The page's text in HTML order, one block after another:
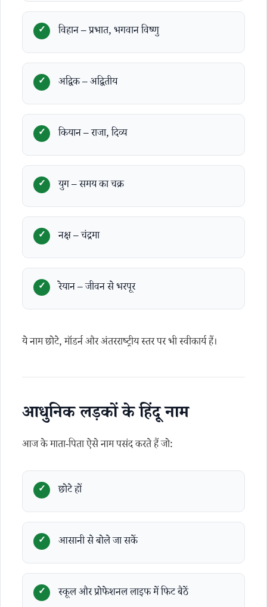
विहान – प्रभात, भगवान विष्णु
अद्विक – अद्वितीय
कियान – राजा, दिव्य
युग – समय का चक्र
नक्ष – चंद्रमा
रेयान – जीवन से भरपूर
ये नाम छोटे, मॉडर्न और अंतरराष्ट्रीय स्तर पर भी स्वीकार्य हैं।
आधुनिक लड़कों के हिंदू नाम
आज के माता-पिता ऐसे नाम पसंद करते हैं जो:
छोटे हों
आसानी से बोले जा सकें
स्कूल और प्रोफेशनल लाइफ में फिट बैठें